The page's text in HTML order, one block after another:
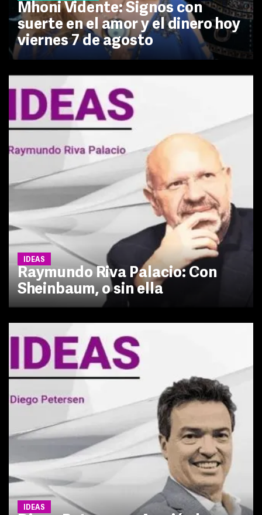
Mhoni Vidente: Signos con
suerte en el amor y el dinero hoy
viernes 7 de agosto
IDEAS
Raymundo Riva Palacio: Con
Sheinbaum, o sin ella
IDEAS